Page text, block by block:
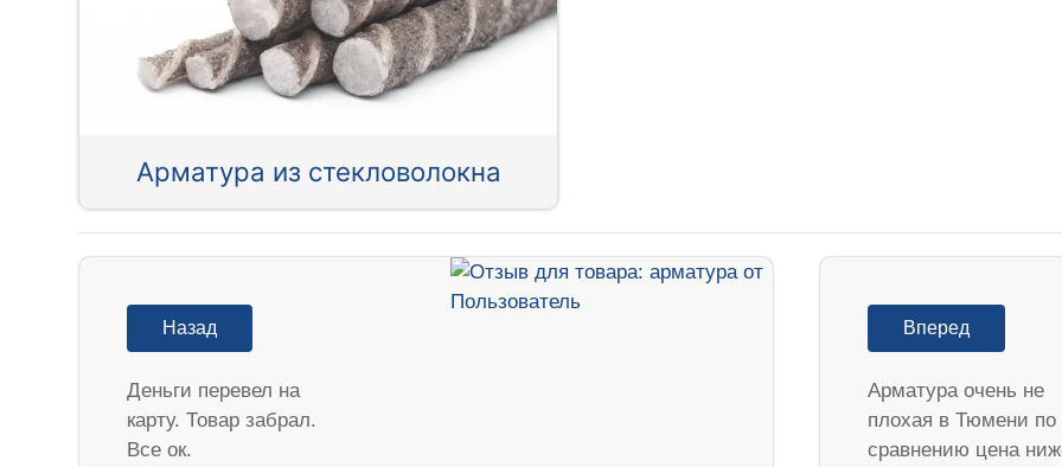
Арматура из стекловолокна
Назад
Деньги перевел на
карту. Товар забрал.
Все ок.
Вперед
Арматура очень не
плохая в Тюмени по
сравнению цена